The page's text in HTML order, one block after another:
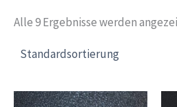
Alle 9 Ergebnisse werden